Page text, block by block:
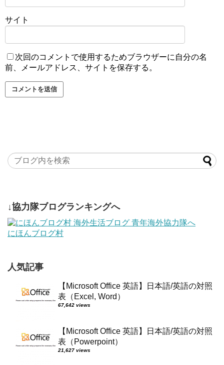
サイト
次回のコメントで使用するためブラウザーに自分の名
前、メールアドレス、サイトを保存する。
↓協力隊ブログランキングへ
にほんブログ村
人気記事
【Microsoft Office 英語】日本語/英語の対照
表（Excel, Word）
67,642 views
【Microsoft Office 英語】日本語/英語の対照
表（Powerpoint）
21,627 views